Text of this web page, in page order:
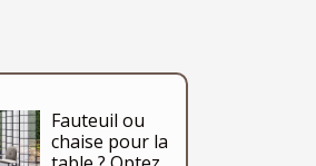
Fauteuil ou
chaise pour la